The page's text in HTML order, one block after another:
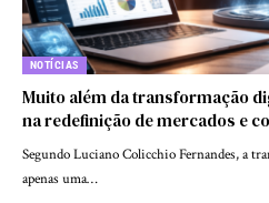
NOTÍCIAS
Muito além da transformação
na redefinição de mercados e
Segundo Luciano Colicchio Fernandes, a
apenas uma…